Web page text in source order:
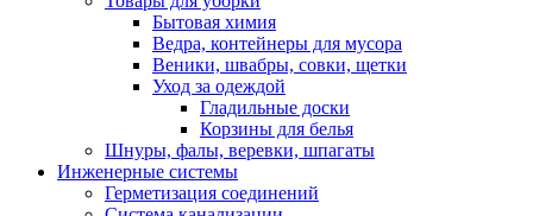
Бытовая химия
Ведра, контейнеры для мусора
Веники, швабры, совки, щетки
Уход за одеждой
Гладильные доски
Корзины для белья
Шнуры, фалы, веревки, шпагаты
Инженерные системы
Герметизация соединений